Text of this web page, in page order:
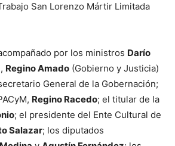
San Lorenzo Mártir Limitada
por los ministros Darío
Regino Amado (Gobierno y Justicia)
General de la Gobernación;
Regino Racedo; el titular de la
; el presidente del Ente Cultural de
Salazar; los diputados